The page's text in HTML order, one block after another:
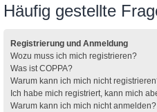
Häufig gestellte
Registrierung und Anmeldung
Wozu muss ich mich registrieren?
Was ist COPPA?
Warum kann ich mich nicht
Ich habe mich registriert, kann mich
Warum kann ich mich nicht anmelden?